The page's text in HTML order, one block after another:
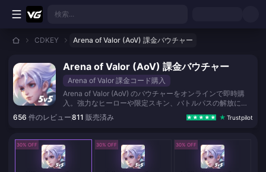
メインコンテンツへスキップ
検索...
CDKEY Arena of Valor (AoV) 課金バウチャー
Arena of Valor (AoV) 課金バウチャー
Arena of Valor 課金コード購入
Arena of Valor (AoV) のバウチャーをオンラインで即時購
入。強力なヒーローや限定スキン、バトルパスの解放に欠
かせないゲーム内通貨を、安全・迅速にチャージして戦場
を有利に進めよう。
656 件のレビュー811 販売済み Trustpilot
30% OFF 30% OFF 30% OFF